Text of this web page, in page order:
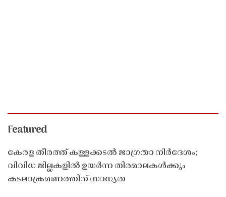
Featured
കേരള തീരത്ത് കള്ളക്കടൽ ജാഗ്രതാ നിർദേശം;
വിവിധ ജില്ലകളിൽ ഉയർന്ന തിരമാലകൾക്കും
കടലാക്രമണത്തിന് സാധ്യത